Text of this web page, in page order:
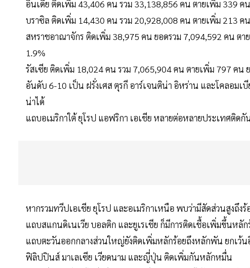
อินเดีย ติดเพิ่ม 43,406 คน รวม 33,138,856 คน ตายเพิ่ม 339 ค
บราซิล ติดเพิ่ม 14,430 คน รวม 20,928,008 คน ตายเพิ่ม 213 ค
สหราชอาณาจักร ติดเพิ่ม 38,975 คน ยอดรวม 7,094,592 คน ตา
1.9%
รัสเซีย ติดเพิ่ม 18,024 คน รวม 7,065,904 คน ตายเพิ่ม 797 คน
อันดับ 6-10 เป็น ฝรั่งเศส ตุรกี อาร์เจนติน่า อิหร่าน และโคลอ
น่าได้
แถบอเมริกาใต้ ยุโรป แอฟริกา เอเชีย หลายต่อหลายประเทศติ
หากรวมทวีปเอเชีย ยุโรป และอเมริกาเหนือ พบว่ามีสัดส่วนสูงถึ
แถบสแกนดิเนเวีย บอลติก และยูเรเชีย ก็มีการติดเชื้อเพิ่มขึ้นหลั
แถบตะวันออกกลางส่วนใหญ่ยังติดเพิ่มหลักร้อยถึงหลักพัน ยกเว้
ฟิลิปปินส์ มาเลเซีย เวียดนาม และญี่ปุ่น ติดเพิ่มกันหลักหมื่น